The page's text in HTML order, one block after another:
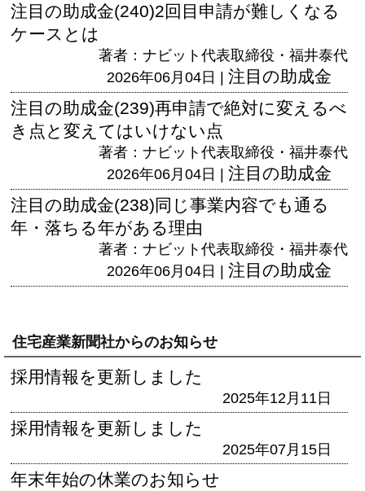
注目の助成金(240)2回目申請が難しくなる
ケースとは
著者：ナビット代表取締役・福井泰代
2026年06月04日 | 注目の助成金
注目の助成金(239)再申請で絶対に変えるべ
き点と変えてはいけない点
著者：ナビット代表取締役・福井泰代
2026年06月04日 | 注目の助成金
注目の助成金(238)同じ事業内容でも通る
年・落ちる年がある理由
著者：ナビット代表取締役・福井泰代
2026年06月04日 | 注目の助成金
住宅産業新聞社からのお知らせ
採用情報を更新しました
2025年12月11日
採用情報を更新しました
2025年07月15日
年末年始の休業のお知らせ